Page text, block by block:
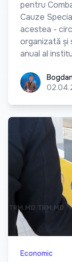
pentru
Cauze
acestea -
organizată și
anual al
Bogdan Nigai
Economic